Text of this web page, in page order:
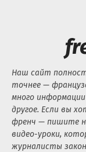
Наш сайт
точнее —
много
другое. Если вы
френч — пишите
видео-уроки,
журналисты